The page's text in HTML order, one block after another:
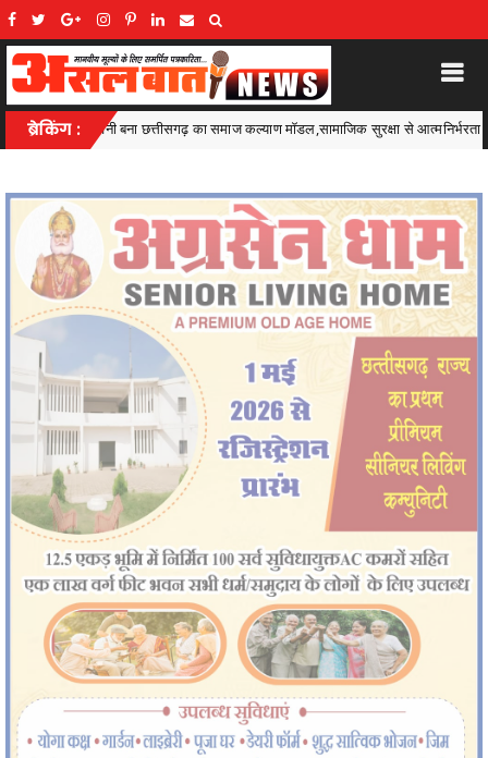
ब्रेकिंग :
सुरक्षा से आत्मनिर्भरता की राह पर Ambagarh सीजी पीएससी की एस